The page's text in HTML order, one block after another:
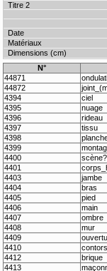
N°
44871
44872
4394
ciel
4395
nuage
4396
rideau
4397
tissu
4398
4399
4400
scène?
4401
4403
jambe
4404
bras
4405
pied
4406
main
4407
ombre
4408
mur
4409
4410
4412
brique
4413